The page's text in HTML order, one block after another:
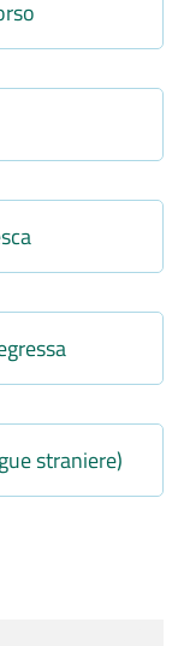
straniere)